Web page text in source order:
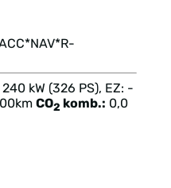
kW (326 PS), EZ: -
CO2 komb.: 0,0